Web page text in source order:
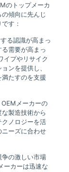
のトップメーカ
傾向に先んじ
す：
る認識が高まっ
需要が高まっ
イプやリサイク
ンを提供し、
たすのを支援
メーカーの
製造技術から
ノロジーを活
ーズに合わせ
の激しい市場
ーカーは迅速な